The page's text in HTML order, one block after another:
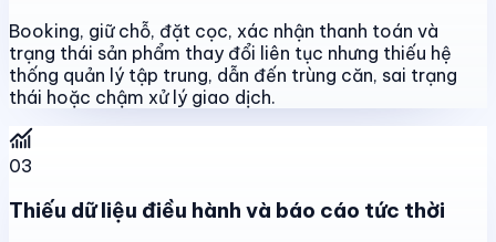
Booking, giữ chỗ, đặt cọc, xác nhận thanh toán và
trạng thái sản phẩm thay đổi liên tục nhưng thiếu hệ
thống quản lý tập trung, dẫn đến trùng căn, sai trạng
thái hoặc chậm xử lý giao dịch.
03
Thiếu dữ liệu điều hành và báo cáo tức thời